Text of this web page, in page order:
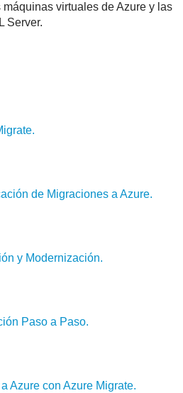
virtuales de Azure y las
Server.
de Migraciones a Azure.
y Modernización.
Paso a Paso.
Azure con Azure Migrate.